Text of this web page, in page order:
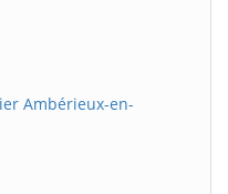
Ambérieux-en-